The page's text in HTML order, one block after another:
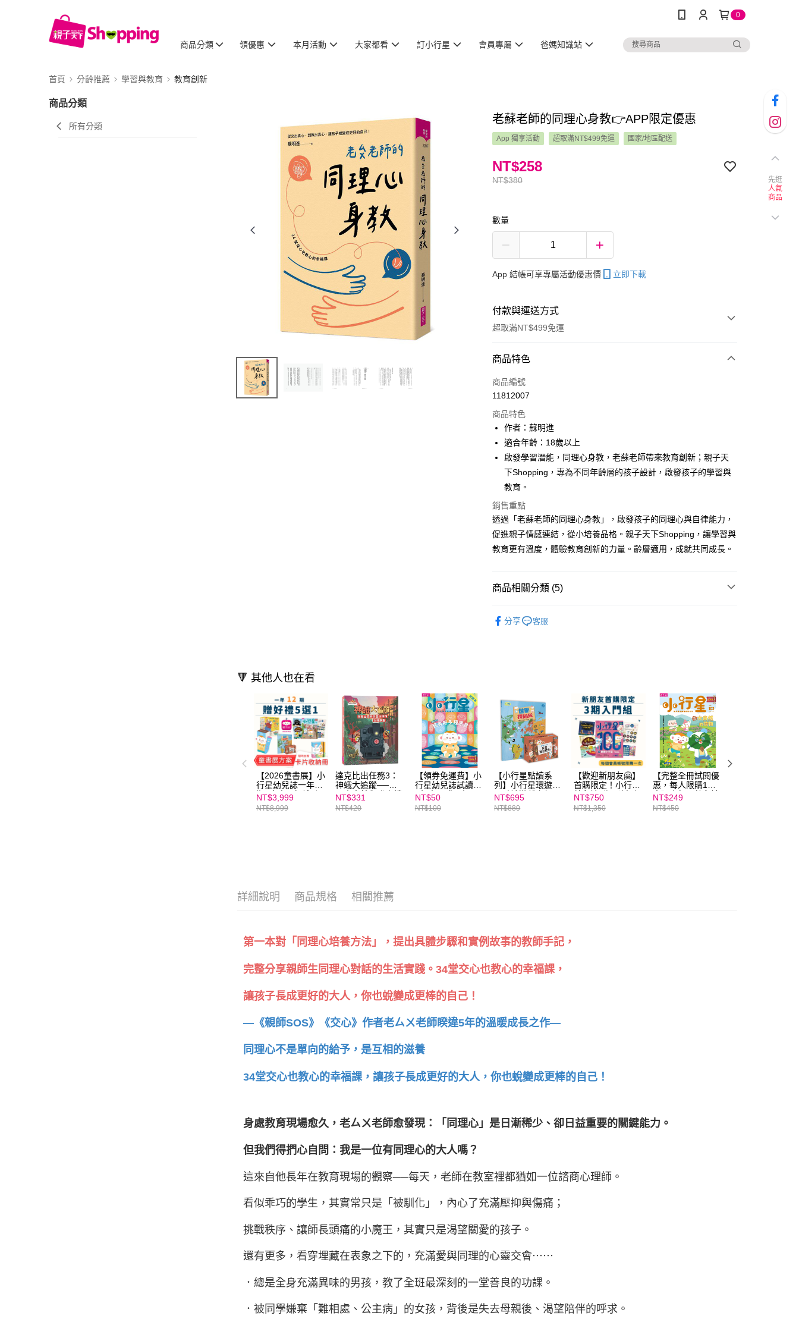
0
商品分類 領優惠 本月活動 大家都看 訂小行星 會員專屬 爸媽知識站
首頁 分齡推薦 學習與教育 教育創新
商品分類
所有分類
老蘇老師的同理心身教👉APP限定優惠
App 獨享活動 超取滿NT$499免運 國家/地區配送
NT$380
NT$258
數量
App 結帳可享專屬活動優惠價 立即下載
付款與運送方式
超取滿NT$499免運
付款方式
信用卡一次付款
Apple Pay
大哥付你分期
相關說明
【大哥付你分期使用說明】
1.本服務由台灣大哥大提供，台灣大哥大用戶可立即使用無須另外申請。
2.付款方式選擇「大哥付你分期」，訂單成立後會自動跳轉到大哥付的交易
流程，驗證手機門號後，選擇欲分期的期數、繳款截止日，確認付款後即
完成交易。
3.實際核准額度、可分期數及費用金額請依後續交易確認頁面所載為準。
4.訂單成立30分鐘內，如未前往確認交易或遇審核未通過，訂單將自動取
消。如遇「轉專審核」未通過狀況，表示未達大哥付你分期系統評分，恕
醒簡訊。
用，由本公司與您本人進行分期帳單所需資料之確認、核對及更正。
3.完整用戶服務條款，請詳閱以下連結：https://oppay.tw/userRule
【關於「AFTEE先享後付」】
AFTEE先享後付是「在收到商品之後才付款」的支付方式。 讓您購物簡單
１．簡單：不需註冊會員、不需綁卡、不需儲值。
２．便利：只要手機號碼，簡訊認證，即可結帳。
【「AFTEE先享後付」結帳流程】
１．於結帳方式選擇「AFTEE先享後付」後，將跳轉至「AFTEE先享後
３．收到繳費通知簡訊後14天內，點擊此簡訊中的連結，可透過四大超商
付客戶支援中心」
https://netprotections.freshdesk.com/support/home
【注意事項】
１．透過由恩沛科技股份有限公司提供之「AFTEE先享後付」服務完成之
交易，需依本服務之必要範圍內提供個人資料，並將交易相關給付款項請
求債權轉讓予恩沛科技股份有限公司。
２．關於個人資料處理事宜，請瀏覽以下網址：
https://aftee.tw/terms/#terms3
３．未成年的使用者請事先徵得法定代理人或監護人之同意方可使用
「AFTEE先享後付」，若未經同意申辦者引起之損失，本公司不負相關責
任。
ATM付款
運送方式
每筆NT$70，滿NT$499(含以上)免運費
每筆NT$200
海外包裹航空運送 查看運費
商品特色
商品編號
11812007
商品特色
作者：蘇明進
適合年齡：18歲以上
啟發學習潛能，同理心身教，老蘇老師帶來教育創新；親子天
下Shopping，專為不同年齡層的孩子設計，啟發孩子的學習與
教育。
銷售重點
透過「老蘇老師的同理心身教」，啟發孩子的同理心與自律能力，
促進親子情感連結，從小培養品格。親子天下Shopping，讓學習與
教育更有溫度，體驗教育創新的力量。齡層適用，成就共同成長。
商品相關分類 (5)
分享 客服
🔻 其他人也在看
【2026童書展】小
行星幼兒誌一年12
期+童書展好禮5選
1~加贈點讀卡片收
集冊！
NT$3,999
NT$8,999
達克比出任務3：
神蛾大追蹤──阿
里山森林與登山鐵
路沿線調查
NT$331
NT$420
【領券免運費】小
行星幼兒誌試讀本
~每人限購一份
NT$50
NT$100
【小行星點讀系
列】小行星環遊世
界點讀遊戲套組
NT$695
NT$880
【歡迎新朋友🤗】
首購限定！小行星
幼兒誌3期（新刊3
期）
NT$750
NT$1,350
【完整全冊試閱優
惠，每人限購1
本】小行星幼兒誌
★2024年10月號
★大自然的禮物
NT$249
NT$450
詳細說明 商品規格 相關推薦
第一本對「同理心培養方法」，提出具體步驟和實例故事的教師手記，
完整分享親師生同理心對話的生活實踐。34堂交心也教心的幸福課，
讓孩子長成更好的大人，你也蛻變成更棒的自己！
—《親師SOS》《交心》作者老ㄙㄨ老師睽違5年的溫暖成長之作—
同理心不是單向的給予，是互相的滋養
34堂交心也教心的幸福課，讓孩子長成更好的大人，你也蛻變成更棒的自己！
身處教育現場愈久，老ㄙㄨ老師愈發現： 「同理心」是日漸稀少、卻日益重要的關鍵能力。
但我們得捫心自問：我是一位有同理心的大人嗎？
這來自他長年在教育現場的觀察──每天，老師在教室裡都猶如一位諮商心理師。
看似乖巧的學生，其實常只是「被馴化」，內心了充滿壓抑與傷痛；
挑戰秩序、讓師長頭痛的小魔王，其實只是渴望關愛的孩子。
還有更多，看穿埋藏在表象之下的，充滿愛與同理的心靈交會⋯⋯
．總是全身充滿異味的男孩，教了全班最深刻的一堂善良的功課。
．被同學嫌棄「難相處、公主病」的女孩，背後是失去母親後、渴望陪伴的呼求。
先逛
人氣
商品